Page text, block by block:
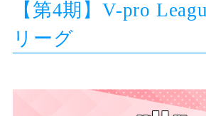
【第4期】V-pro
リーグ